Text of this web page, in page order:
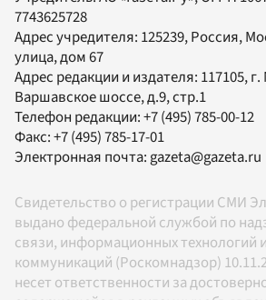
7743625728
Адрес учредителя: 125239, Россия,
улица, дом 67
Адрес редакции и издателя: 117105, г.
Варшавское шоссе, д.9, стр.1
Телефон редакции:+7 (495) 785-00-12
Факс:+7 (495) 785-17-01
Электронная почта: gazeta@gazeta.ru
Свидетельство о регистрации СМИ
выдано федеральной службой по
связи, информационных технологий
коммуникаций (Роскомнадзор)
несет ответственности за